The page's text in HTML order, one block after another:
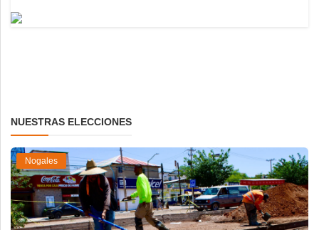
NUESTRAS ELECCIONES
Nogales